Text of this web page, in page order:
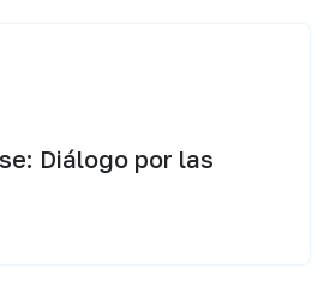
Diálogo por las